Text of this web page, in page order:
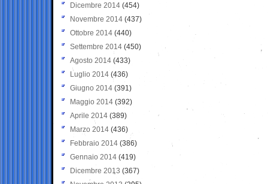
Dicembre 2014 (454)
Novembre 2014 (437)
Ottobre 2014 (440)
Settembre 2014 (450)
Agosto 2014 (433)
Luglio 2014 (436)
Giugno 2014 (391)
Maggio 2014 (392)
Aprile 2014 (389)
Marzo 2014 (436)
Febbraio 2014 (386)
Gennaio 2014 (419)
Dicembre 2013 (367)